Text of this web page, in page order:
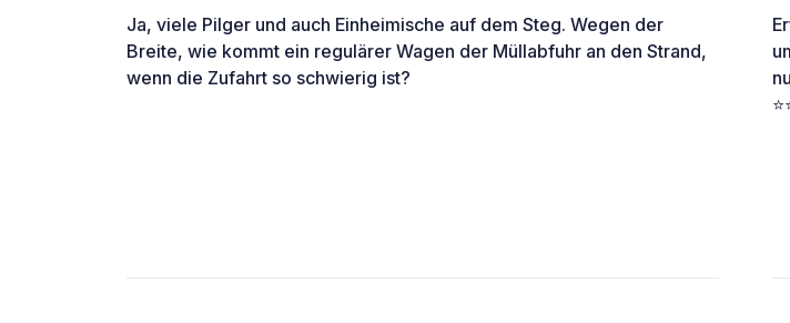
Ja, viele Pilger und auch Einheimische auf dem Steg. Wegen der
Breite, wie kommt ein regulärer Wagen der Müllabfuhr an den Strand,
wenn die Zufahrt so schwierig ist?